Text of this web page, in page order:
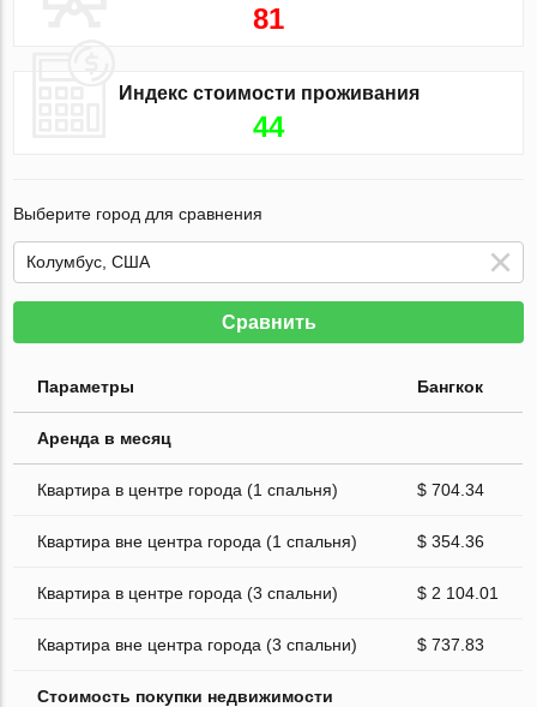
81
Индекс стоимости проживания
44
Выберите город для сравнения
Сравнить
Параметры Бангкок
Аренда в месяц
Квартира в центре города (1 спальня) $ 704.34
Квартира вне центра города (1 спальня) $ 354.36
Квартира в центре города (3 спальни) $ 2 104.01
Квартира вне центра города (3 спальни) $ 737.83
Стоимость покупки недвижимости